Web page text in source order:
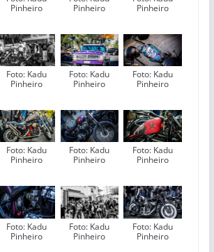
Pinheiro
Pinheiro
Pinheiro
Foto: Kadu
Pinheiro
Foto: Kadu
Pinheiro
Foto: Kadu
Pinheiro
Foto: Kadu
Pinheiro
Foto: Kadu
Pinheiro
Foto: Kadu
Pinheiro
Foto: Kadu
Pinheiro
Foto: Kadu
Pinheiro
Foto: Kadu
Pinheiro